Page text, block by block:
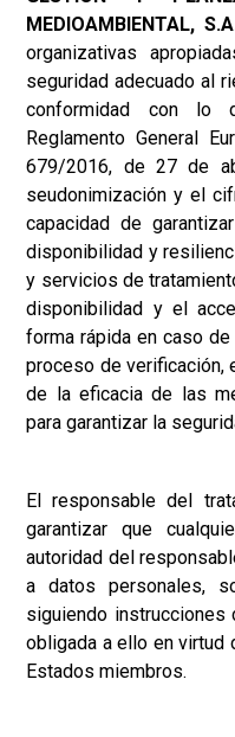
MEDIOAMBIENTAL,
organizativas
seguridad adecuado al
conformidad con lo
Reglamento General
679/2016, de 27 de
seudonimización y el
capacidad de
disponibilidad y
y servicios de
disponibilidad y el
forma rápida en caso
proceso de verificación,
de la eficacia de las
para garantizar la
El responsable del
garantizar que
autoridad del
a datos personales,
siguiendo
obligada a ello en virtud
Estados miembros.